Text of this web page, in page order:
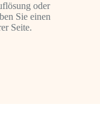
oder
Sie einen
Seite.